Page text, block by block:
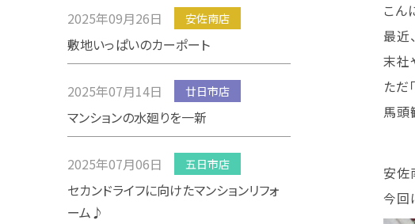
こん
最近
末社
ただ
馬頭
安佐
今回
2025年09月26日 安佐南店
敷地いっぱいのカーポート
2025年07月14日 廿日市店
マンションの水廻りを一新
2025年07月06日 五日市店
セカンドライフに向けたマンションリフォ
ーム♪